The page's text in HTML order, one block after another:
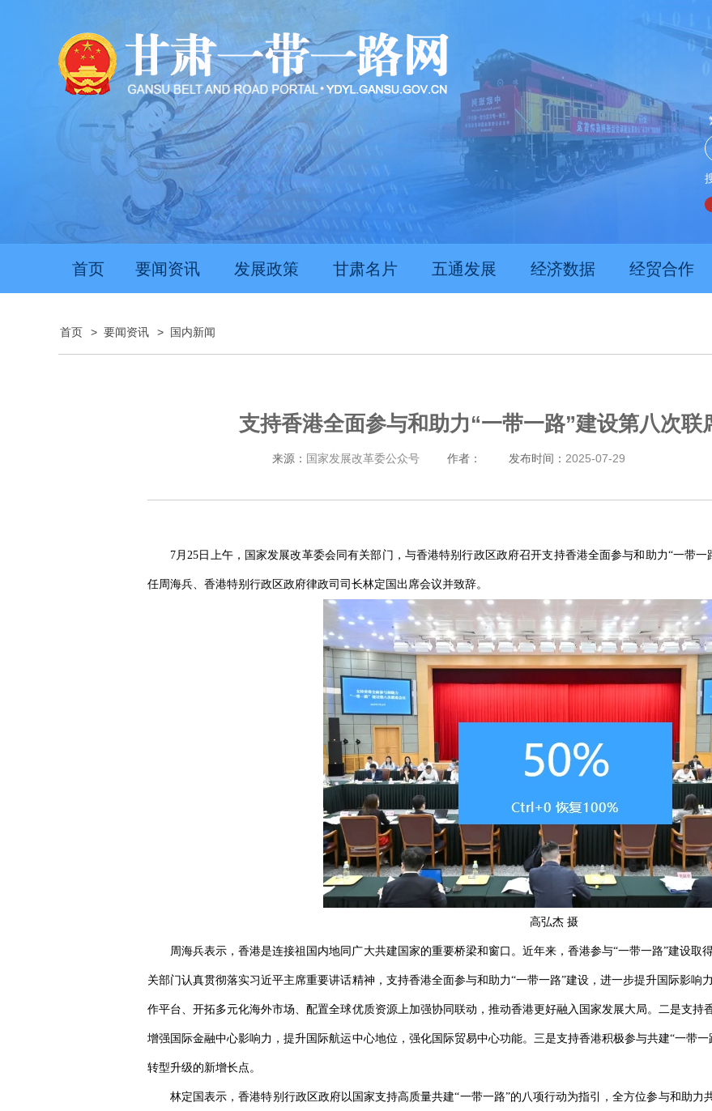
推动经济持续向新向优向好发展 甘肃上半年新质生产力
首页 要闻资讯 发展政策 甘肃名片 五通发展 经济数据 经贸合作
首页 > 要闻资讯 > 国内新闻
支持香港全面参与和助力“一带一路”建设第八次联
来源： 国家发展改革委公众号 作者： 发布时间： 2025-07-29
7月25日上午，国家发展改革委会同有关部门，与香港特别行政区政府召开支持香港全面参与和助力“一带
任周海兵、香港特别行政区政府律政司司长林定国出席会议并致辞。
高弘杰 摄
周海兵表示，香港是连接祖国内地同广大共建国家的重要桥梁和窗口。近年来，香港参与“一带一路”建设取
关部门认真贯彻落实习近平主席重要讲话精神，支持香港全面参与和助力“一带一路”建设，进一步提升国际影响
作平台、开拓多元化海外市场、配置全球优质资源上加强协同联动，推动香港更好融入国家发展大局。二是支持
增强国际金融中心影响力，提升国际航运中心地位，强化国际贸易中心功能。三是支持香港积极参与共建“一带
转型升级的新增长点。
林定国表示，香港特别行政区政府以国家支持高质量共建“一带一路”的八项行动为指引，全方位参与和助力